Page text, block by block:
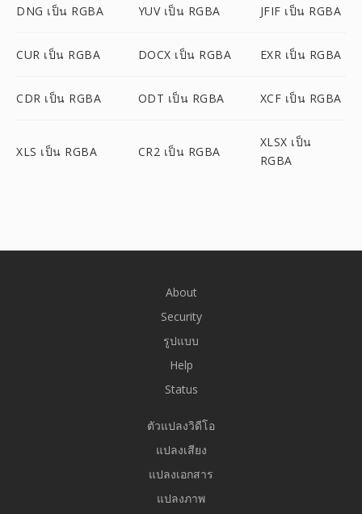
DNG เป็น RGBA YUV เป็น RGBA JFIF เป็น RGBA
CUR เป็น RGBA DOCX เป็น RGBA EXR เป็น RGBA
CDR เป็น RGBA ODT เป็น RGBA XCF เป็น RGBA
XLS เป็น RGBA CR2 เป็น RGBA
XLSX เป็น
RGBA
About
Security
รูปแบบ
Help
Status
ตัวแปลงวิดีโอ
แปลงเสียง
แปลงเอกสาร
แปลงภาพ